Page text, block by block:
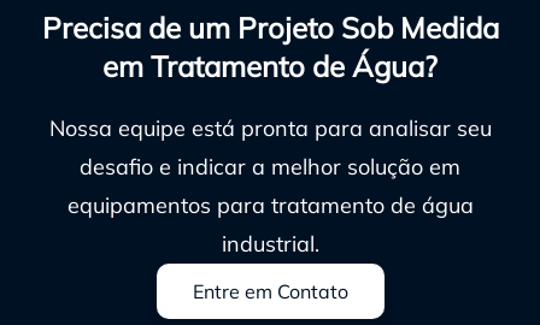
Precisa de um Projeto Sob Medida
em Tratamento de Água?
Nossa equipe está pronta para analisar seu
desafio e indicar a melhor solução em
equipamentos para tratamento de água
industrial.
Entre em Contato